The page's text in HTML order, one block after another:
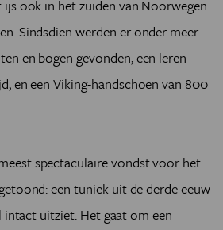
ook in het zuiden van Noorwegen
Sindsdien werden er onder meer
en bogen gevonden, een leren
en een Viking-handschoen van 800
spectaculaire vondst voor het
een tuniek uit de derde eeuw
intact uitziet. Het gaat om een